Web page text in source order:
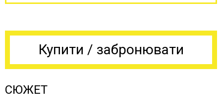
Купити / забронювати
СЮЖЕТ